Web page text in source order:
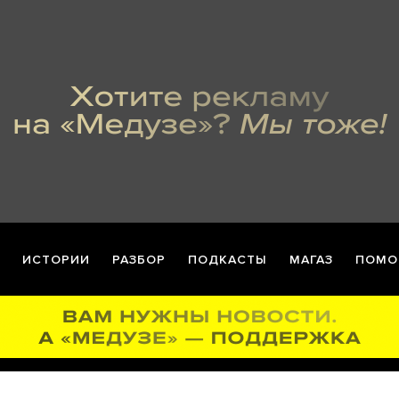
ИСТОРИИ РАЗБОР ПОДКАСТЫ МАГАЗ